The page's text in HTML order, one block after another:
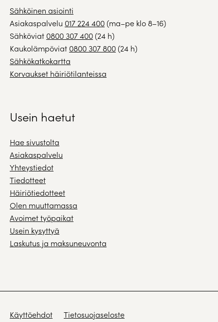
Sähköinen asiointi
Asiakaspalvelu 017 224 400(ma–pe klo 8–16)
Sähköviat 0800 307 400(24 h)
Kaukolämpöviat 0800 307 800(24 h)
Sähkökatkokartta
Korvaukset häiriötilanteissa
Usein haetut
Hae sivustolta
Asiakaspalvelu
Yhteystiedot
Tiedotteet
Häiriötiedotteet
Olen muuttamassa
Avoimet työpaikat
Usein kysyttyä
Laskutus ja maksuneuvonta
Käyttöehdot Tietosuojaseloste